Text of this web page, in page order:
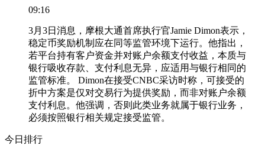
09:16
3月3日消息，摩根大通首席执行官Jamie Dimon表示，
稳定币奖励机制应在同等监管环境下运行。他指出，
若平台持有客户资金并对账户余额支付收益，本质与
银行吸收存款、支付利息无异，应适用与银行相同的
监管标准。 Dimon在接受CNBC采访时称，可接受的
折中方案是仅对交易行为提供奖励，而非对账户余额
支付利息。他强调，否则此类业务就属于银行业务，
必须按照银行相关规定接受监管。
今日排行